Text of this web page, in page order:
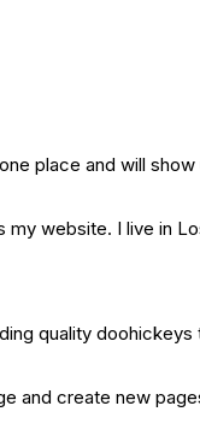
place and will
website. I live in
quality
and create new